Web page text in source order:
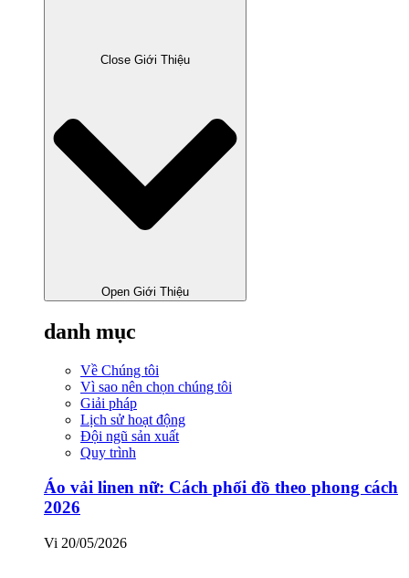
Close Giới Thiệu
Open Giới Thiệu
danh mục
Về Chúng tôi
Vì sao nên chọn chúng tôi
Giải pháp
Lịch sử hoạt động
Đội ngũ sản xuất
Quy trình
Áo vải linen nữ: Cách phối đồ theo phong cách
2026
Vi 20/05/2026